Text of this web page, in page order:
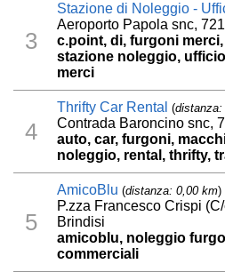
3
Stazione di Noleggio -
Aeroporto Papola snc,
c.point, di, furgoni
stazione noleggio,
merci
4
Thrifty Car Rental (
Contrada Baroncino snc,
auto, car, furgoni,
noleggio, rental, thrifty,
5
AmicoBlu (distanza: 0,00 km)
P.zza Francesco Crispi
Brindisi
amicoblu, noleggio
commerciali